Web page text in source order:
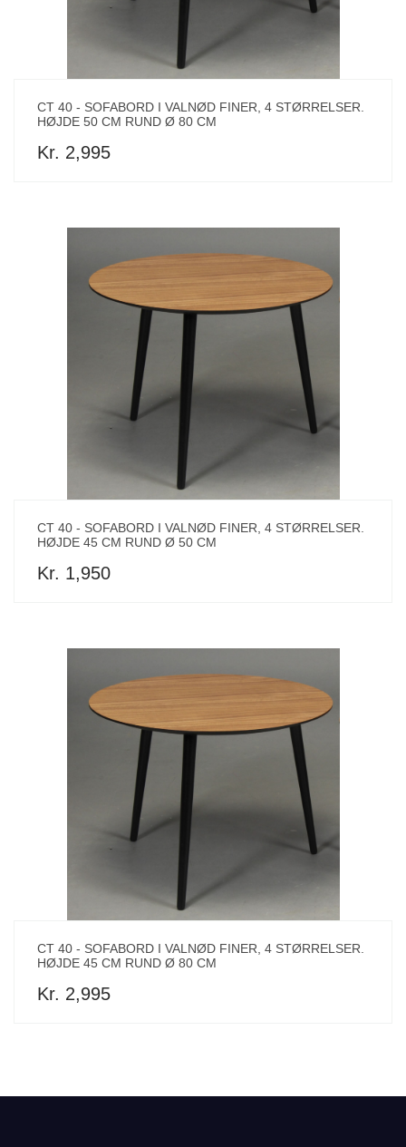
CT 40 - SOFABORD I VALNØD FINER, 4 STØRRELSER.
HØJDE 50 CM RUND Ø 80 CM
Kr. 2,995
CT 40 - SOFABORD I VALNØD FINER, 4 STØRRELSER.
HØJDE 45 CM RUND Ø 50 CM
Kr. 1,950
CT 40 - SOFABORD I VALNØD FINER, 4 STØRRELSER.
HØJDE 45 CM RUND Ø 80 CM
Kr. 2,995